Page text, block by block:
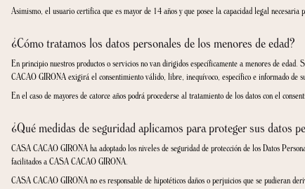
Con carácter general, los datos se almacenan dentro de la UE. Los datos
¿Qué derechos le asisten y cómo puede ejercerlos?
Puedes dirigir sus comunicaciones y ejercitar sus derechos mediante una
En virtud de lo que establece el RGPD puede solicitar:
Derecho de acceso: puede pedir información de aquellos datos
Derecho de rectificación: puede comunicar cualquier cambio en sus datos
Derecho de supresión y al olvido: puede solicitar la eliminación previo